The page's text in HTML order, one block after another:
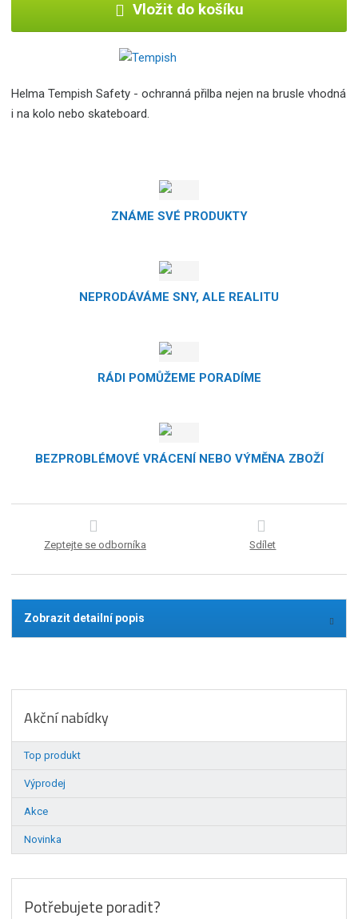
Vložit do košíku
Helma Tempish Safety - ochranná přilba nejen na brusle vhodná
i na kolo nebo skateboard.
ZNÁME SVÉ PRODUKTY
NEPRODÁVÁME SNY, ALE REALITU
RÁDI POMŮŽEME PORADÍME
BEZPROBLÉMOVÉ VRÁCENÍ NEBO VÝMĚNA ZBOŽÍ
Zeptejte se odborníka Sdílet
Zobrazit detailní popis
Akční nabídky
Top produkt
Výprodej
Akce
Novinka
Potřebujete poradit?